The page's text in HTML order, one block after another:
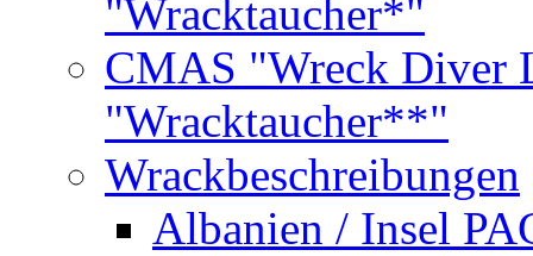
"Wracktaucher*"
CMAS "Wreck Diver
"Wracktaucher**"
Wrackbeschreibungen
Albanien / Insel